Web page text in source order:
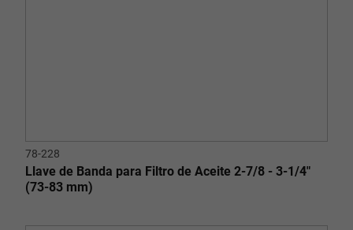
78-228
Llave de Banda para Filtro de Aceite 2-7/8 - 3-1/4"
(73-83 mm)